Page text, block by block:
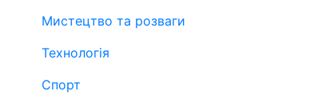
Мистецтво та розваги
Технологія
Спорт